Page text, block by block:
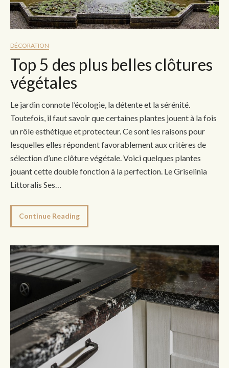
DÉCORATION
Top 5 des plus belles clôtures
végétales
Le jardin connote l’écologie, la détente et la sérénité.
Toutefois, il faut savoir que certaines plantes jouent à la fois
un rôle esthétique et protecteur. Ce sont les raisons pour
lesquelles elles répondent favorablement aux critères de
sélection d’une clôture végétale. Voici quelques plantes
jouant cette double fonction à la perfection. Le Griselinia
Littoralis Ses…
Continue Reading